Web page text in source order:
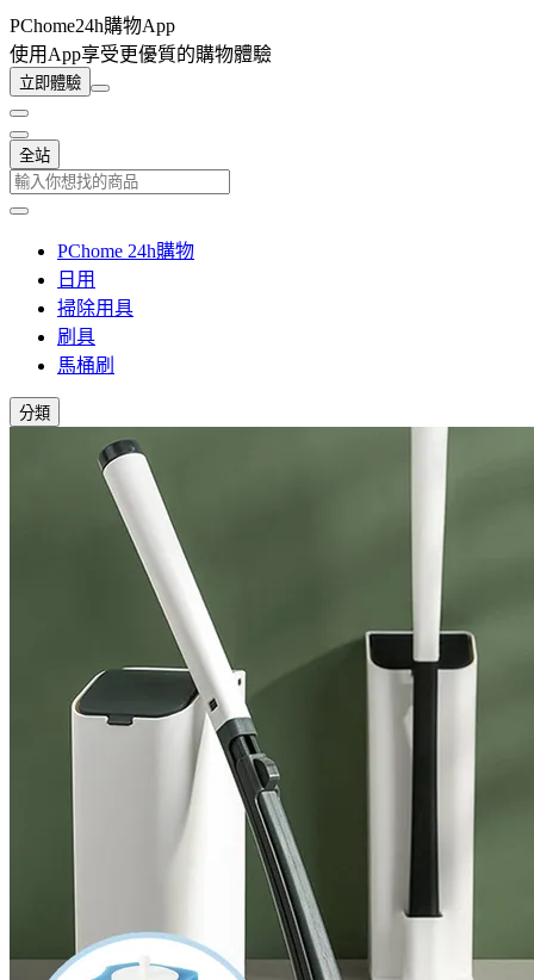
PChome24h購物App
使用App享受更優質的購物體驗
立即體驗
全站
PChome 24h購物
日用
掃除用具
刷具
馬桶刷
分類